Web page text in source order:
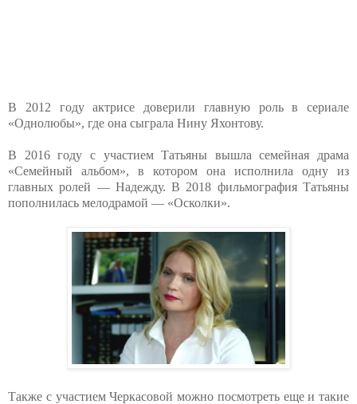
В 2012 году актрисе доверили главную роль в сериале
«Однолюбы», где она сыграла Нину Яхонтову.
В 2016 году с участием Татьяны вышла семейная драма
«Семейный альбом», в котором она исполнила одну из
главных ролей — Надежду. В 2018 фильмография Татьяны
пополнилась мелодрамой — «Осколки».
Также с участием Черкасовой можно посмотреть еще и такие